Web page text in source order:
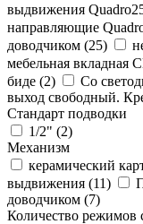
выдвижения
направляющие
доводчиком (25)
мебельная вкладная
биде (2)
Со
выход свободный.
Стандарт подводки
1/2" (2)
Механизм
керамический
выдвижения (11)
доводчиком (7)
Количество режимов